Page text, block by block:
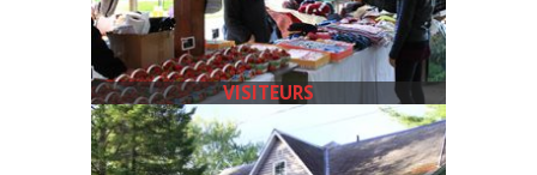
VISITEURS